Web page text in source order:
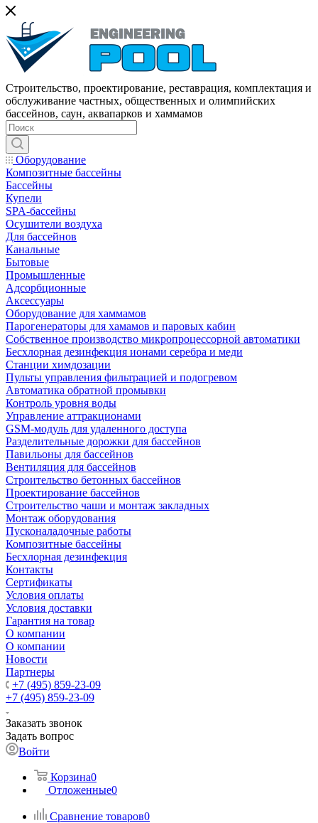
Строительство, проектирование, реставрация, комплектация и
обслуживание частных, общественных и олимпийских
бассейнов, саун, аквапарков и хаммамов
Оборудование
Композитные бассейны
Бассейны
Купели
SPA-бассейны
Осушители воздуха
Для бассейнов
Канальные
Бытовые
Промышленные
Адсорбционные
Аксессуары
Оборудование для хаммамов
Парогенераторы для хамамов и паровых кабин
Собственное производство микропроцессорной автоматики
Беcхлорная дезинфекция ионами серебра и меди
Станции химдозации
Пульты управления фильтрацией и подогревом
Автоматика обратной промывки
Контроль уровня воды
Управление аттракционами
GSM-модуль для удаленного доступа
Разделительные дорожки для бассейнов
Павильоны для бассейнов
Вентиляция для бассейнов
Строительство бетонных бассейнов
Проектирование бассейнов
Строительство чаши и монтаж закладных
Монтаж оборудования
Пусконаладочные работы
Композитные бассейны
Бесхлорная дезинфекция
Контакты
Сертификаты
Условия оплаты
Условия доставки
Гарантия на товар
О компании
О компании
Новости
Партнеры
+7 (495) 859-23-09
+7 (495) 859-23-09
Заказать звонок
Задать вопрос
Войти
Корзина0
Отложенные0
Сравнение товаров0